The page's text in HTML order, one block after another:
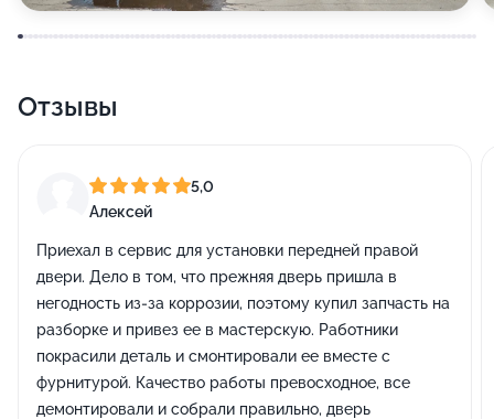
Отзывы
5,0
Алексей
Приехал в сервис для установки передней правой
двери. Дело в том, что прежняя дверь пришла в
негодность из-за коррозии, поэтому купил запчасть на
разборке и привез ее в мастерскую. Работники
покрасили деталь и смонтировали ее вместе с
фурнитурой. Качество работы превосходное, все
демонтировали и собрали правильно, дверь